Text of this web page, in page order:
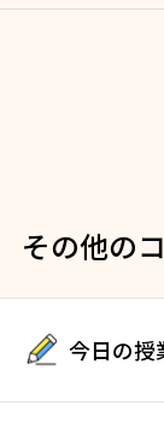
その他の
今日の授